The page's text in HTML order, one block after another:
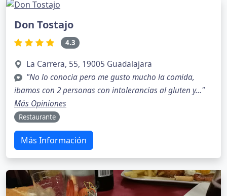
Don Tostajo
4.3
La Carrera, 55, 19005 Guadalajara
"No lo conocia pero me gusto mucho la comida,
ibamos con 2 personas con intolerancias al gluten y..."
Más Opiniones
Restaurante
Más Información